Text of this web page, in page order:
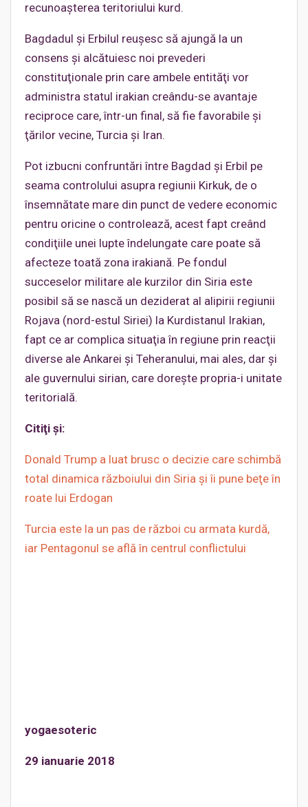
recunoaşterea teritoriului kurd.
Bagdadul şi Erbilul reuşesc să ajungă la un
consens şi alcătuiesc noi prevederi
constituţionale prin care ambele entităţi vor
administra statul irakian creându-se avantaje
reciproce care, într-un final, să fie favorabile şi
ţărilor vecine, Turcia şi Iran.
Pot izbucni confruntări între Bagdad şi Erbil pe
seama controlului asupra regiunii Kirkuk, de o
însemnătate mare din punct de vedere economic
pentru oricine o controlează, acest fapt creând
condiţiile unei lupte îndelungate care poate să
afecteze toată zona irakiană. Pe fondul
succeselor militare ale kurzilor din Siria este
posibil să se nască un deziderat al alipirii regiunii
Rojava (nord-estul Siriei) la Kurdistanul Irakian,
fapt ce ar complica situaţia în regiune prin reacţii
diverse ale Ankarei şi Teheranului, mai ales, dar şi
ale guvernului sirian, care doreşte propria-i unitate
teritorială.
Citiţi şi:
Donald Trump a luat brusc o decizie care schimbă
total dinamica războiului din Siria şi îi pune beţe în
roate lui Erdogan
Turcia este la un pas de război cu armata kurdă,
iar Pentagonul se află în centrul conflictului
yogaesoteric
29 ianuarie 2018